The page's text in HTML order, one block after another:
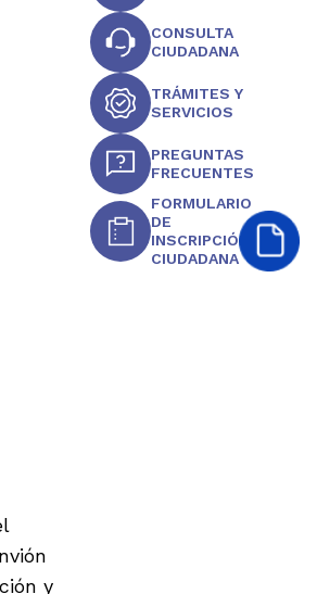
y
CONSULTA
CIUDADANA
TRÁMITES Y
SERVICIOS
PREGUNTAS
FRECUENTES
FORMULARIO
DE
INSCRIPCIÓN
CIUDADANA